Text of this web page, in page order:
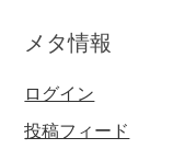
メタ情報
ログイン
投稿フィード